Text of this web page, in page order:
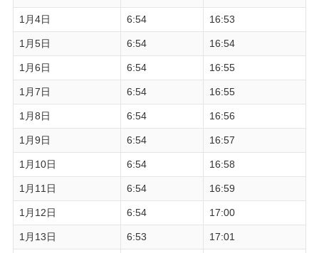
1月4日 6:54 16:53
1月5日 6:54 16:54
1月6日 6:54 16:55
1月7日 6:54 16:55
1月8日 6:54 16:56
1月9日 6:54 16:57
1月10日 6:54 16:58
1月11日 6:54 16:59
1月12日 6:54 17:00
1月13日 6:53 17:01